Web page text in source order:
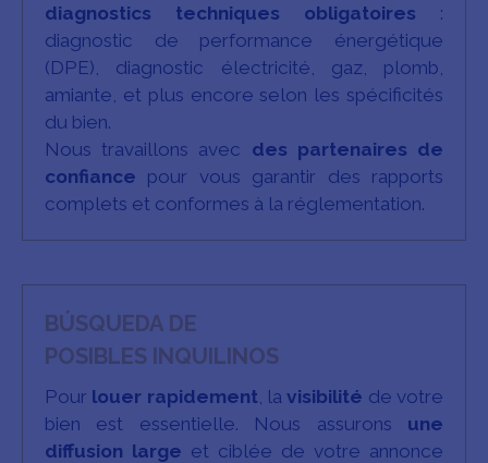
diagnostics techniques obligatoires :
diagnostic de performance énergétique
(DPE), diagnostic électricité, gaz, plomb,
amiante, et plus encore selon les spécificités
du bien.
Nous travaillons avec des partenaires de
confiance pour vous garantir des rapports
complets et conformes à la réglementation.
BÚSQUEDA DE
POSIBLES INQUILINOS
Pour louer rapidement , lavisibilité de votre
bien est essentielle. Nous assurons une
diffusion large et ciblée de votre annonce